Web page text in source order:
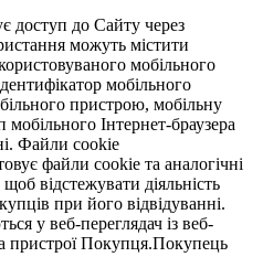
доступ до Сайту через
можуть містити
мобільного
мобільного
пристрою, мобільну
Інтернет-браузера
Файли cookie
файли cookie та аналогічні
відстежувати діяльність
при його відвідуванні.
у веб-переглядач із веб-
пристрої Покупця.Покупець